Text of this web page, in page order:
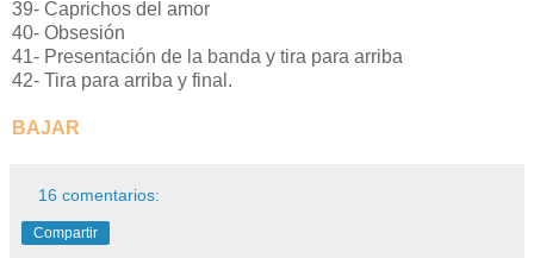
39- Caprichos del amor
40- Obsesión
41- Presentación de la banda y tira para arriba
42- Tira para arriba y final.
BAJAR
16 comentarios:
Compartir